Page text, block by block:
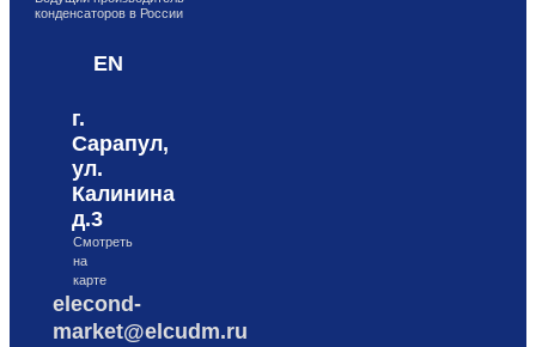
Перейти к содержимому
конденсаторов в России
EN
г.
Сарапул,
ул.
Калинина
д.3
Смотреть
на
карте
elecond-
market@elcudm.ru